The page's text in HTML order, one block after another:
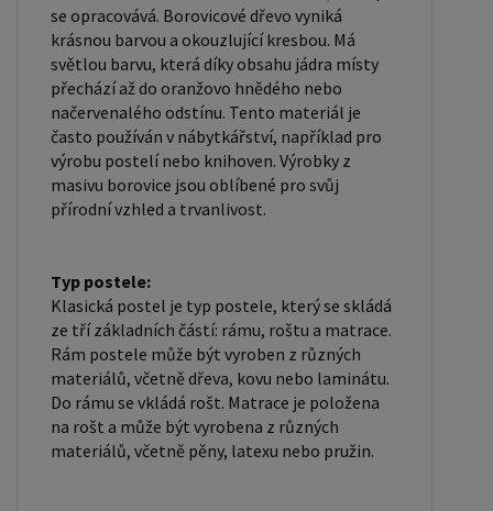
UŽIVATEL " - v horní liště ), vyplníte osobní údaje a
zakliknete " MÁME ZÁJEM O VELKOOBCHODNÍ
SPOLUPRÁCI " a zadáte fakturační údaje. Po jejich
kontrole, Vám bude povolen přístup do
velkoobchodu.
se opracovává. Borovicové dřevo vyniká
krásnou barvou a okouzlující kresbou. Má
světlou barvu, která díky obsahu jádra místy
přechází až do oranžovo hnědého nebo
načervenalého odstínu. Tento materiál je
často používán v nábytkářství, například pro
výrobu postelí nebo knihoven. Výrobky z
masivu borovice jsou oblíbené pro svůj
přírodní vzhled a trvanlivost.
Typ postele:
Klasická postel je typ postele, který se skládá
ze tří základních částí: rámu, roštu a matrace.
Rám postele může být vyroben z různých
materiálů, včetně dřeva, kovu nebo laminátu.
Do rámu se vkládá rošt. Matrace je položena
na rošt a může být vyrobena z různých
materiálů, včetně pěny, latexu nebo pružin.